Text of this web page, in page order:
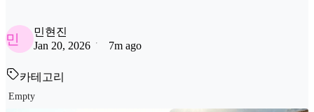
민
민현진
Jan 20, 2026
7m ago
카테고리
Empty